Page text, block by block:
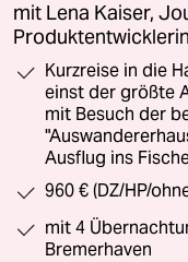
mit Lena Kaiser,
Kurzreise in die
einst der größte
mit Besuch der
Ausflug ins
960 € (DZ/HP/
mit 4
Bremerhaven